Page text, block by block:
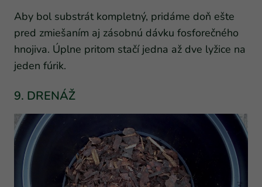
Aby bol substrát kompletný, pridáme doň ešte
pred zmiešaním aj zásobnú dávku fosforečného
hnojiva. Úplne pritom stačí jedna až dve lyžice na
jeden fúrik.
9. DRENÁŽ